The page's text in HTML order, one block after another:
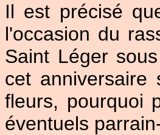
Il est précisé
l'occasion du
Saint Léger
cet anniversaire
fleurs, pourquoi
éventuels